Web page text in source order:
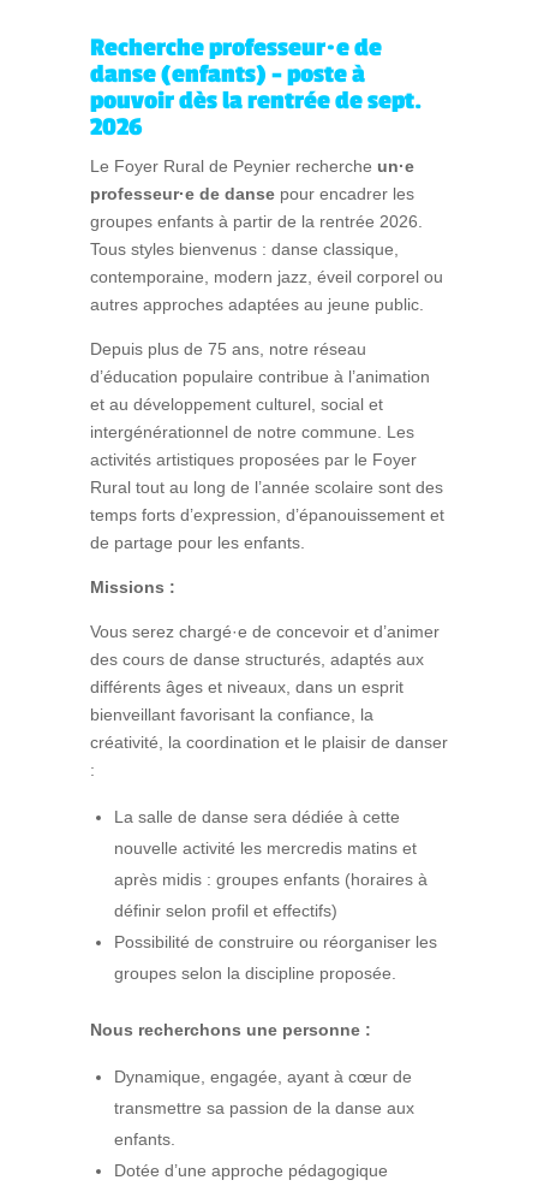
Recherche professeur·e de
danse (enfants) – poste à
pouvoir dès la rentrée de sept.
2026
Le Foyer Rural de Peynier recherche un·e
professeur·e de dansepour encadrer les
groupes enfants à partir de la rentrée 2026.
Tous styles bienvenus : danse classique,
contemporaine, modern jazz, éveil corporel ou
autres approches adaptées au jeune public.
Depuis plus de 75 ans, notre réseau
d’éducation populaire contribue à l’animation
et au développement culturel, social et
intergénérationnel de notre commune. Les
activités artistiques proposées par le Foyer
Rural tout au long de l’année scolaire sont des
temps forts d’expression, d’épanouissement et
de partage pour les enfants.
Missions :
Vous serez chargé·e de concevoir et d’animer
des cours de danse structurés, adaptés aux
différents âges et niveaux, dans un esprit
bienveillant favorisant la confiance, la
créativité, la coordination et le plaisir de danser
:
La salle de danse sera dédiée à cette
nouvelle activité les mercredis matins et
après midis : groupes enfants (horaires à
définir selon profil et effectifs)
Possibilité de construire ou réorganiser les
groupes selon la discipline proposée.
Nous recherchons une personne :
Dynamique, engagée, ayant à cœur de
transmettre sa passion de la danse aux
enfants.
Dotée d’une approche pédagogique